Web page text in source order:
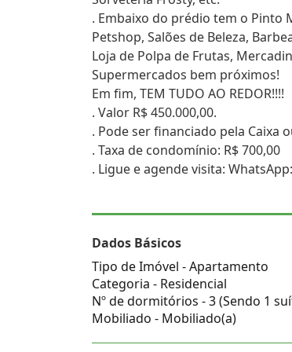
. Embaixo do prédio tem o Pinto
Petshop, Salões de Beleza,
Loja de Polpa de Frutas,
Supermercados bem próximos!
Em fim, TEM TUDO AO REDOR!!!!
. Valor R$ 450.000,00.
. Pode ser financiado pela Caixa
. Taxa de condomínio: R$ 700,00
. Ligue e agende visita:
Dados Básicos
Tipo de Imóvel - Apartamento
Categoria - Residencial
Nº de dormitórios - 3 (Sendo 1
Mobiliado - Mobiliado(a)